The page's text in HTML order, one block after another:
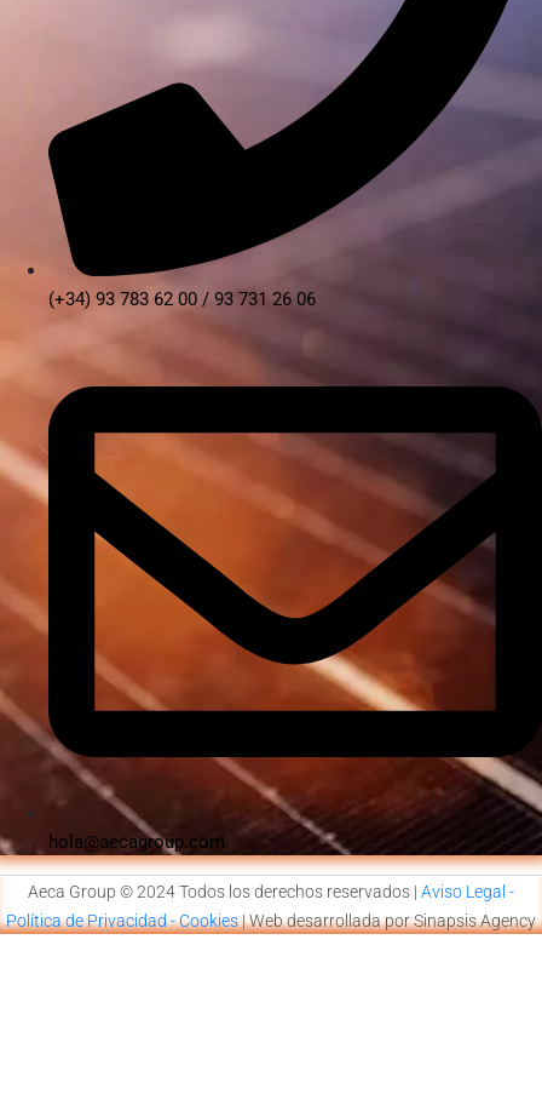
(+34) 93 783 62 00 / 93 731 26 06
hola@aecagroup.com
Aeca Group © 2024 Todos los derechos reservados | Aviso Legal -
Política de Privacidad - Cookies| Web desarrollada por Sinapsis Agency